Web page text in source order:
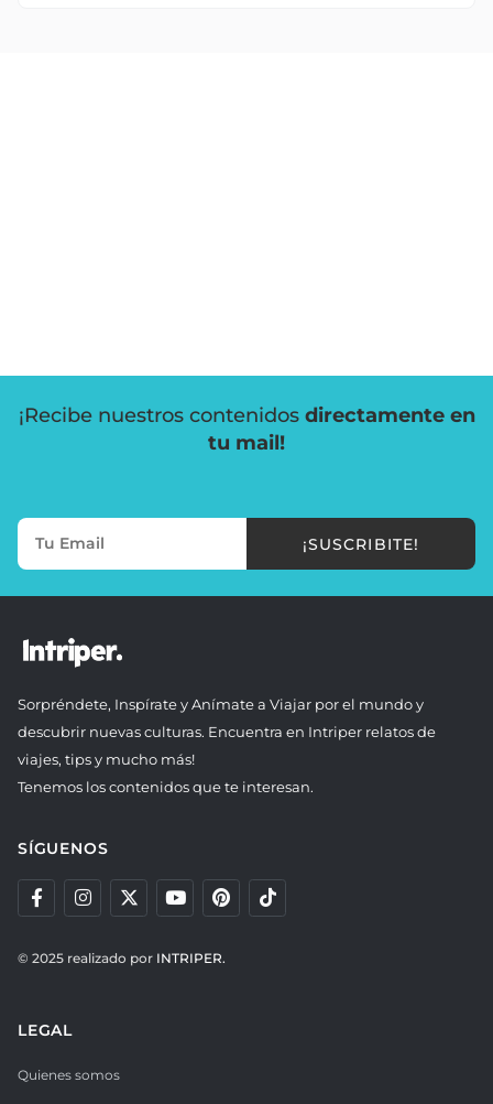
¡Recibe nuestros contenidos directamente en
tu mail!
¡SUSCRIBITE!
Sorpréndete, Inspírate y Anímate a Viajar por el mundo y
descubrir nuevas culturas. Encuentra en Intriper relatos de
viajes, tips y mucho más!
Tenemos los contenidos que te interesan.
SÍGUENOS
© 2025 realizado por INTRIPER.
LEGAL
Quienes somos